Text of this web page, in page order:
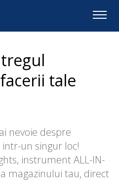
tale
nevoie despre
un singur loc!
instrument ALL-IN-
magazinului tau, direct